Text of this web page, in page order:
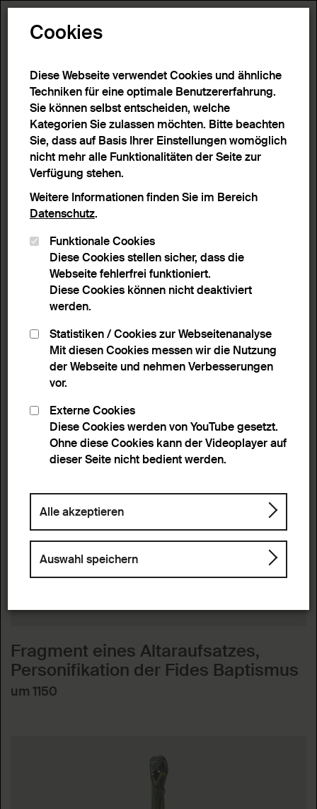
4 Ergebnisse
Start>Detailsuche>Suchergebnisse
Filter
Entferne Filter
Schlagwort: Romanik
Sortieren nach
Anzahl Ergebnisse
Fragment eines Altaraufsatzes,
Personifikation der Fides Baptismus
um 1150
Cookies
Diese Webseite verwendet Cookies und ähnliche
Techniken für eine optimale Benutzererfahrung.
Sie können selbst entscheiden, welche
Kategorien Sie zulassen möchten. Bitte beachten
Sie, dass auf Basis Ihrer Einstellungen womöglich
nicht mehr alle Funktionalitäten der Seite zur
Verfügung stehen.
Weitere Informationen finden Sie im Bereich
Datenschutz.
Funktionale Cookies
Diese Cookies stellen sicher, dass die
Webseite fehlerfrei funktioniert.
Diese Cookies können nicht deaktiviert
werden.
Statistiken / Cookies zur Webseitenanalyse
Mit diesen Cookies messen wir die Nutzung
der Webseite und nehmen Verbesserungen
vor.
Externe Cookies
Diese Cookies werden von YouTube gesetzt.
Ohne diese Cookies kann der Videoplayer auf
dieser Seite nicht bedient werden.
Alle akzeptieren
Auswahl speichern